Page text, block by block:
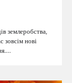
землеробства,
зовсім нові